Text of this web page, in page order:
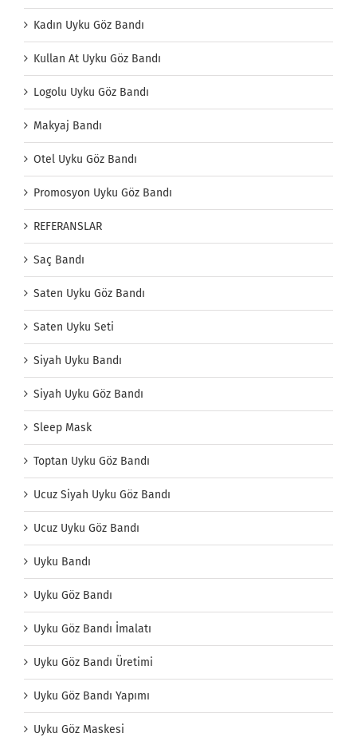
Kadın Uyku Göz Bandı
Kullan At Uyku Göz Bandı
Logolu Uyku Göz Bandı
Makyaj Bandı
Otel Uyku Göz Bandı
Promosyon Uyku Göz Bandı
REFERANSLAR
Saç Bandı
Saten Uyku Göz Bandı
Saten Uyku Seti
Siyah Uyku Bandı
Siyah Uyku Göz Bandı
Sleep Mask
Toptan Uyku Göz Bandı
Ucuz Siyah Uyku Göz Bandı
Ucuz Uyku Göz Bandı
Uyku Bandı
Uyku Göz Bandı
Uyku Göz Bandı İmalatı
Uyku Göz Bandı Üretimi
Uyku Göz Bandı Yapımı
Uyku Göz Maskesi